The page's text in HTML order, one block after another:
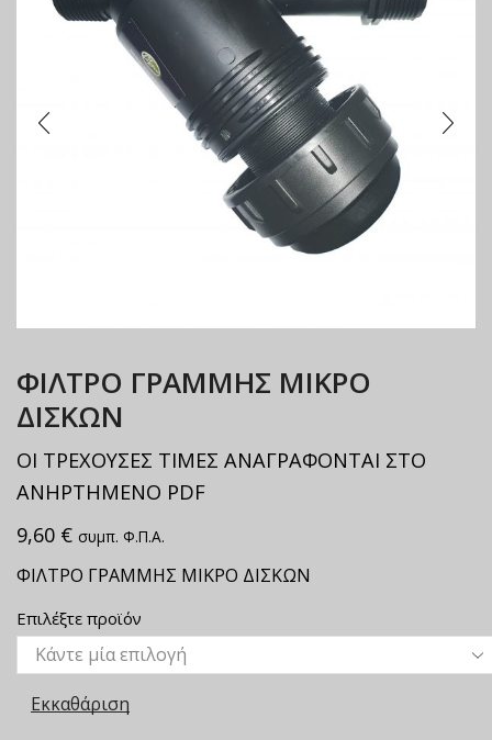
ΦΙΛΤΡΟ ΓΡΑΜΜΗΣ ΜΙΚΡΟ
ΔΙΣΚΩΝ
ΟΙ ΤΡΕΧΟΥΣΕΣ ΤΙΜΕΣ ΑΝΑΓΡΑΦΟΝΤΑΙ ΣΤΟ
ΑΝΗΡΤΗΜΕΝΟ PDF
9,60 € συμπ. Φ.Π.Α.
ΦΙΛΤΡΟ ΓΡΑΜΜΗΣ ΜΙΚΡΟ ΔΙΣΚΩΝ
Επιλέξτε προϊόν
Εκκαθάριση